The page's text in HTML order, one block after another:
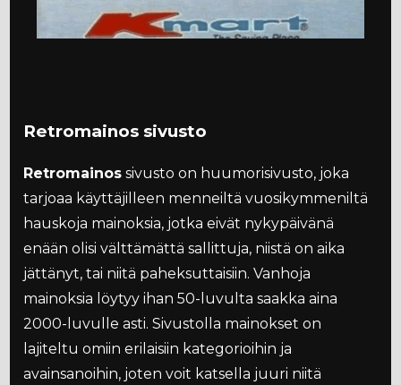
Retromainos sivusto
Retromainos sivusto on huumorisivusto, joka
tarjoaa käyttäjilleen menneiltä vuosikymmeniltä
hauskoja mainoksia, jotka eivät nykypäivänä
enään olisi välttämättä sallittuja, niistä on aika
jättänyt, tai niitä paheksuttaisiin. Vanhoja
mainoksia löytyy ihan 50-luvulta saakka aina
2000-luvulle asti. Sivustolla mainokset on
lajiteltu omiin erilaisiin kategorioihin ja
avainsanoihin, joten voit katsella juuri niitä